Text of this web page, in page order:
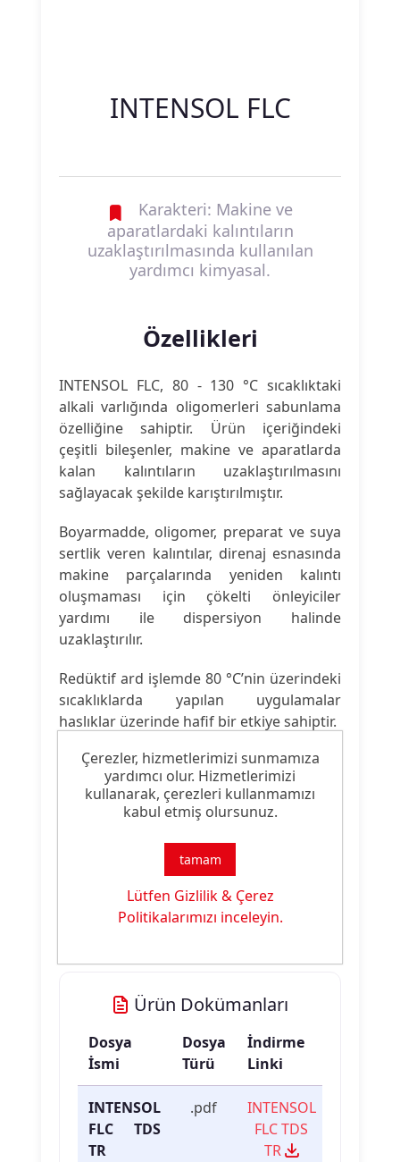
INTENSOL FLC
Karakteri: Makine ve
aparatlardaki kalıntıların
uzaklaştırılmasında kullanılan
yardımcı kimyasal.
Özellikleri
INTENSOL FLC, 80 - 130 °C sıcaklıktaki
alkali varlığında oligomerleri sabunlama
özelliğine sahiptir. Ürün içeriğindeki
çeşitli bileşenler, makine ve aparatlarda
kalan kalıntıların uzaklaştırılmasını
sağlayacak şekilde karıştırılmıştır.
Boyarmadde, oligomer, preparat ve suya
sertlik veren kalıntılar, direnaj esnasında
makine parçalarında yeniden kalıntı
oluşmaması için çökelti önleyiciler
yardımı ile dispersiyon halinde
uzaklaştırılır.
Redüktif ard işlemde 80 °C’nin üzerindeki
sıcaklıklarda yapılan uygulamalar
haslıklar üzerinde hafif bir etkiye sahiptir.
Ürün Nitelikleri
Makine Yıkama Sabunu
Özelliği:
Boyama Yardımcısı
Ürün Dokümanları
Dosya
İsmi
Dosya
Türü
İndirme
Linki
INTENSOL
FLC TDS
TR
.pdf
INTENSOL
FLC TDS
TR
Çerezler, hizmetlerimizi sunmamıza
yardımcı olur. Hizmetlerimizi
kullanarak, çerezleri kullanmamızı
kabul etmiş olursunuz.
tamam
Lütfen Gizlilik & Çerez
Politikalarımızı inceleyin.